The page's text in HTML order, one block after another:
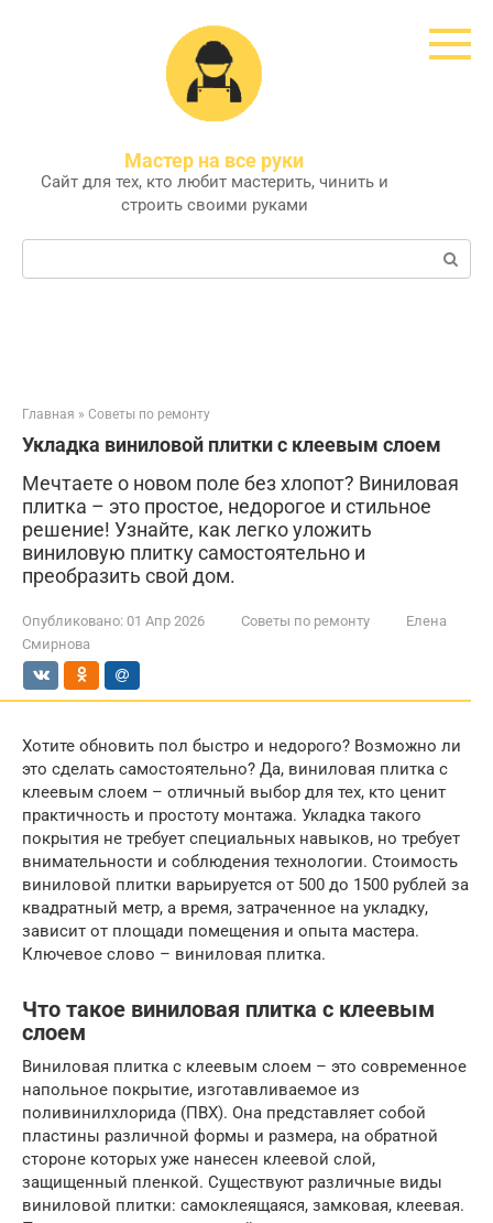
Мастер на все руки
Сайт для тех, кто любит мастерить, чинить и
строить своими руками
Поиск:
Главная » Советы по ремонту
Укладка виниловой плитки с клеевым слоем
Мечтаете о новом поле без хлопот? Виниловая
плитка – это простое, недорогое и стильное
решение! Узнайте, как легко уложить
виниловую плитку самостоятельно и
преобразить свой дом.
Опубликовано: 01 Апр 2026 Советы по ремонту
Елена
Смирнова
Хотите обновить пол быстро и недорого? Возможно ли
это сделать самостоятельно? Да, виниловая плитка с
клеевым слоем – отличный выбор для тех, кто ценит
практичность и простоту монтажа. Укладка такого
покрытия не требует специальных навыков, но требует
внимательности и соблюдения технологии. Стоимость
виниловой плитки варьируется от 500 до 1500 рублей за
квадратный метр, а время, затраченное на укладку,
зависит от площади помещения и опыта мастера.
Ключевое слово – виниловая плитка.
Что такое виниловая плитка с клеевым
слоем
Виниловая плитка с клеевым слоем – это современное
напольное покрытие, изготавливаемое из
поливинилхлорида (ПВХ). Она представляет собой
пластины различной формы и размера, на обратной
стороне которых уже нанесен клеевой слой,
защищенный пленкой. Существуют различные виды
виниловой плитки: самоклеящаяся, замковая, клеевая.